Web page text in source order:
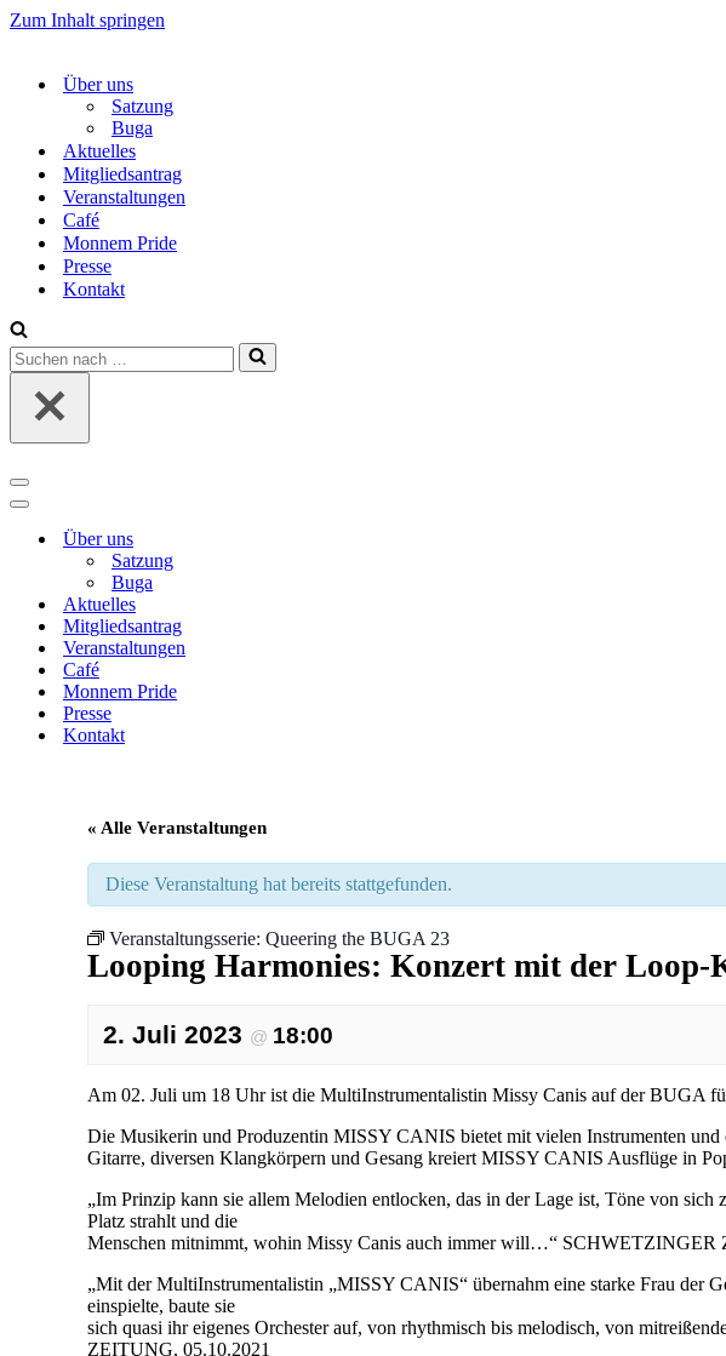
Zum Inhalt springen
Über uns
Satzung
Buga
Aktuelles
Mitgliedsantrag
Veranstaltungen
Café
Monnem Pride
Presse
Kontakt
Suchen
nach …
Navigations-
Menü
Navigations-
Über uns
Satzung
Buga
Aktuelles
Mitgliedsantrag
Veranstaltungen
Café
Monnem Pride
Presse
Kontakt
« Alle Veranstaltungen
Diese Veranstaltung hat bereits stattgefunden.
Veranstaltungsserie: Queering the BUGA 23
Looping Harmonies: Konzert mit der
2. Juli 2023 @ 18:00
Am 02. Juli um 18 Uhr ist die MultiInstrumentalistin Missy Canis auf der BUGA
Die Musikerin und Produzentin MISSY CANIS bietet mit vielen Instrumenten
Gitarre, diversen Klangkörpern und Gesang kreiert MISSY CANIS Ausflüge in
„Im Prinzip kann sie allem Melodien entlocken, das in der Lage ist, Töne von
Platz strahlt und die
Menschen mitnimmt, wohin Missy Canis auch immer will…“ SCHWETZINGER
„Mit der MultiInstrumentalistin „MISSY CANIS“ übernahm eine starke Frau der
einspielte, baute sie
sich quasi ihr eigenes Orchester auf, von rhythmisch bis melodisch, von
ZEITUNG, 05.10.2021